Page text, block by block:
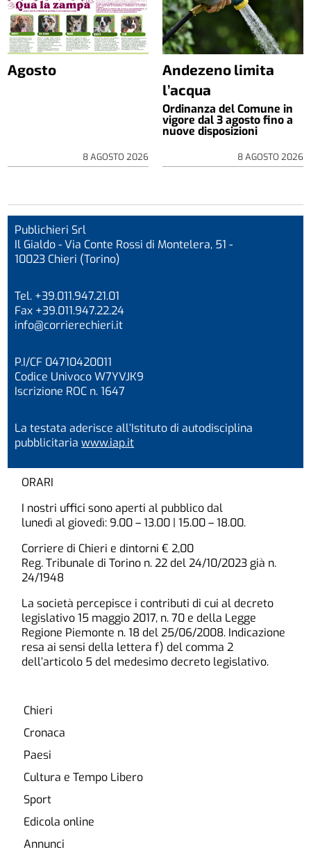
Agosto
8 AGOSTO 2026
Andezeno limita
l’acqua
Ordinanza del Comune in
vigore dal 3 agosto fino a
nuove disposizioni
8 AGOSTO 2026
Publichieri Srl
Il Gialdo - Via Conte Rossi di Montelera, 51 -
10023 Chieri (Torino)
Tel. +39.011.947.21.01
Fax +39.011.947.22.24
info@corrierechieri.it
P.I/CF 04710420011
Codice Univoco W7YVJK9
Iscrizione ROC n. 1647
La testata aderisce all’Istituto di autodisciplina
pubblicitariawww.iap.it
ORARI
I nostri uffici sono aperti al pubblico dal
lunedì al giovedì: 9.00 – 13.00 | 15.00 – 18.00.
Corriere di Chieri e dintorni € 2,00
Reg. Tribunale di Torino n. 22 del 24/10/2023 già n.
24/1948
La società percepisce i contributi di cui al decreto
legislativo 15 maggio 2017, n. 70 e della Legge
Regione Piemonte n. 18 del 25/06/2008. Indicazione
resa ai sensi della lettera f) del comma 2
dell’articolo 5 del medesimo decreto legislativo.
Chieri
Cronaca
Paesi
Cultura e Tempo Libero
Sport
Edicola online
Annunci